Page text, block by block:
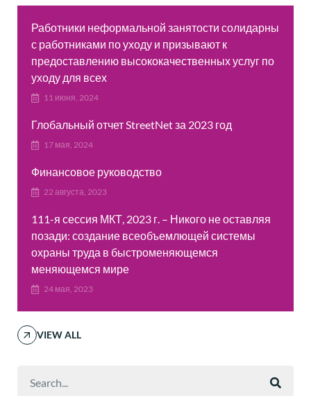
Работники неформальной занятости солидарны
с работниками по уходу и призывают к
предоставлению высококачественных услуг по
уходу для всех
11 июня, 2024
Глобальный отчет StreetNet за 2023 год
17 мая, 2024
Финансовое руководство
22 августа, 2023
111-я сессия МКТ, 2023 г. – Никого не оставляя
позади: создание всеобъемлющей системы
охраны труда в быстроменяющемся
меняющемся мире
24 мая, 2023
VIEW ALL